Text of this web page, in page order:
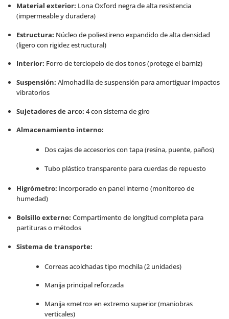
Material exterior: Lona Oxford negra de alta resistencia
(impermeable y duradera)
Estructura: Núcleo de poliestireno expandido de alta densidad
(ligero con rigidez estructural)
Interior: Forro de terciopelo de dos tonos (protege el barniz)
Suspensión: Almohadilla de suspensión para amortiguar impactos
vibratorios
Sujetadores de arco: 4 con sistema de giro
Almacenamiento interno:
Dos cajas de accesorios con tapa (resina, puente, paños)
Tubo plástico transparente para cuerdas de repuesto
Higrómetro: Incorporado en panel interno (monitoreo de
humedad)
Bolsillo externo: Compartimento de longitud completa para
partituras o métodos
Sistema de transporte:
Correas acolchadas tipo mochila (2 unidades)
Manija principal reforzada
Manija «metro» en extremo superior (maniobras
verticales)